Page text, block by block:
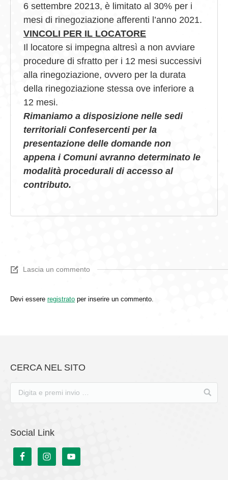
6 settembre 20213, è limitato al 30% per i
mesi di rinegoziazione afferenti l’anno 2021.
VINCOLI PER IL LOCATORE
Il locatore si impegna altresì a non avviare
procedure di sfratto per i 12 mesi successivi
alla rinegoziazione, ovvero per la durata
della rinegoziazione stessa ove inferiore a
12 mesi.
Rimaniamo a disposizione nelle sedi
territoriali Confesercenti per la
presentazione delle domande non
appena i Comuni avranno determinato le
modalità procedurali di accesso al
contributo.
Lascia un commento
Devi essere registrato per inserire un commento.
CERCA NEL SITO
Social Link